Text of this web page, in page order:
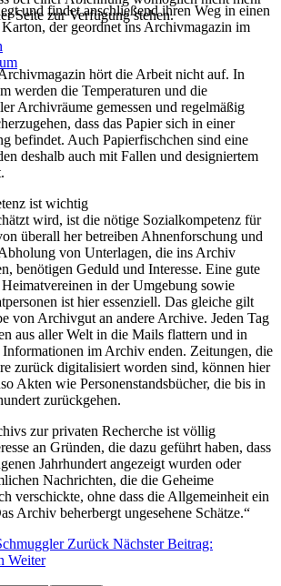
und findet anschließend ihren Weg in einen
der geordnet ins Archivmagazin im
hört die Arbeit nicht auf. In
werden die Temperaturen und die
Archivräume gemessen und regelmäßig
dass das Papier sich in einer
befindet. Auch Papierfischchen sind eine
deshalb auch mit Fallen und designiertem
ist wichtig
wird, ist die nötige Sozialkompetenz für
überall her betreiben Ahnenforschung und
von Unterlagen, die ins Archiv
benötigen Geduld und Interesse. Eine gute
in der Umgebung sowie
ist hier essenziell. Das gleiche gilt
von Archivgut an andere Archive. Jeden Tag
aus aller Welt in die Mails flattern und in
Informationen im Archiv enden. Zeitungen, die
zurück digitalisiert worden sind, können hier
Akten wie Personenstandsbücher, die bis in
zurückgehen.
zur privaten Recherche ist völlig
an Gründen, die dazu geführt haben, dass
Jahrhundert angezeigt wurden oder
Nachrichten, die die Geheime
verschickte, ohne dass die Allgemeinheit ein
Archiv beherbergt ungesehene Schätze.“
Zurück Nächster Beitrag:
Weiter
Seite zur Verfügung stehen.